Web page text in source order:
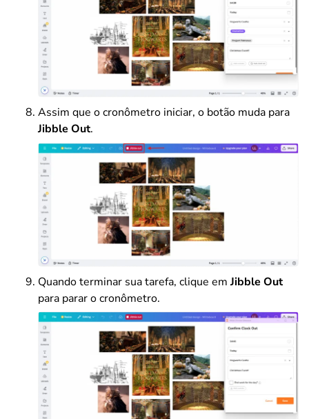
Assim que o cronômetro iniciar, o botão muda para
Jibble Out.
Quando terminar sua tarefa, clique em Jibble Out
para parar o cronômetro.